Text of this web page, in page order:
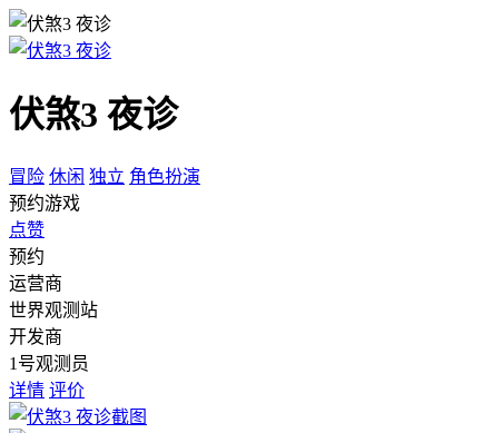
伏煞3 夜诊
冒险 休闲 独立 角色扮演
预约游戏
点赞
预约
运营商
世界观测站
开发商
1号观测员
详情 评价